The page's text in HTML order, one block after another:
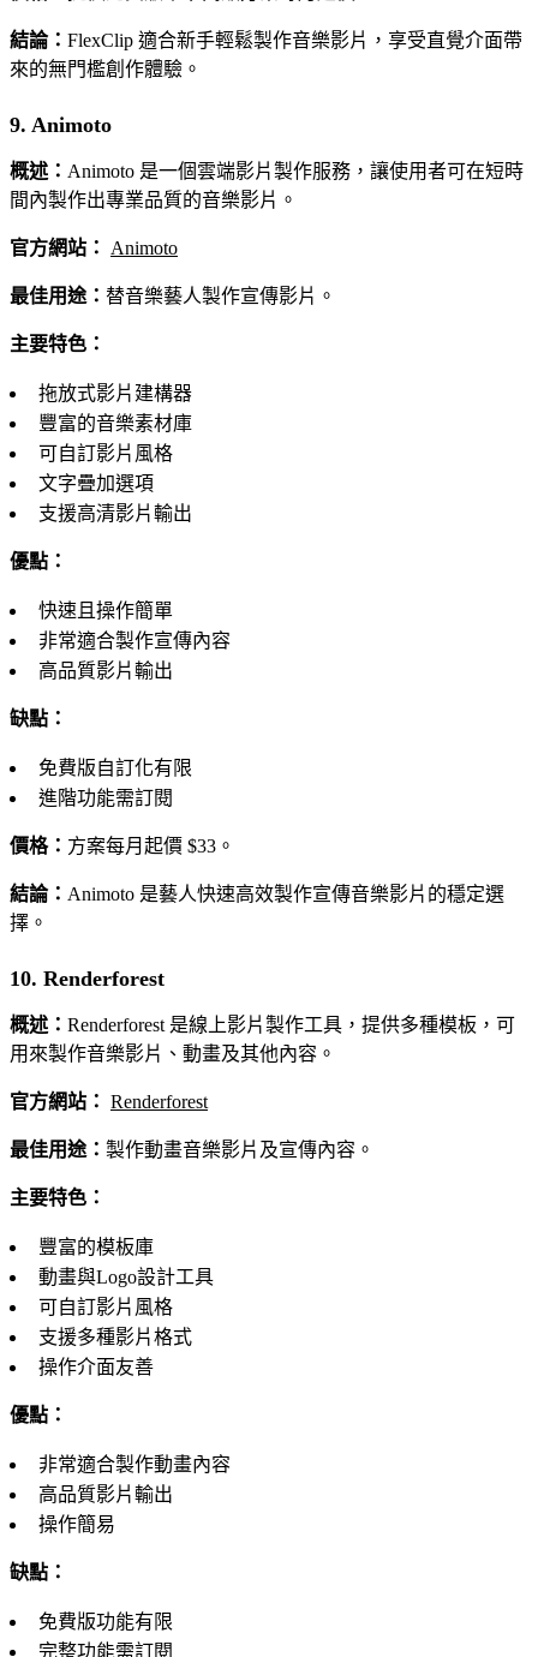
結論： FlexClip 適合新手輕鬆製作音樂影片，享受直覺介面帶
來的無門檻創作體驗。
9. Animoto
概述： Animoto 是一個雲端影片製作服務，讓使用者可在短時
間內製作出專業品質的音樂影片。
官方網站： Animoto
最佳用途： 替音樂藝人製作宣傳影片。
主要特色：
拖放式影片建構器
豐富的音樂素材庫
可自訂影片風格
文字疊加選項
支援高清影片輸出
優點：
快速且操作簡單
非常適合製作宣傳內容
高品質影片輸出
缺點：
免費版自訂化有限
進階功能需訂閱
價格： 方案每月起價 $33。
結論： Animoto 是藝人快速高效製作宣傳音樂影片的穩定選
擇。
10. Renderforest
概述： Renderforest 是線上影片製作工具，提供多種模板，可
用來製作音樂影片、動畫及其他內容。
官方網站： Renderforest
最佳用途： 製作動畫音樂影片及宣傳內容。
主要特色：
豐富的模板庫
動畫與Logo設計工具
可自訂影片風格
支援多種影片格式
操作介面友善
優點：
非常適合製作動畫內容
高品質影片輸出
操作簡易
缺點：
免費版功能有限
完整功能需訂閱